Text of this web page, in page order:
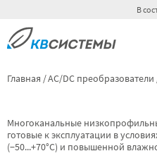
В
Главная AC/DC преобразователи
Многоканальные
готовые к эксплуатации в
(−50...+70°С) и повышенной